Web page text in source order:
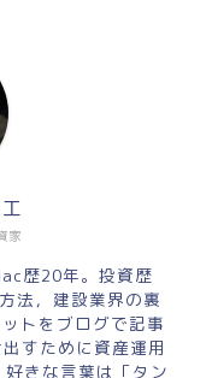
家
歴20年。投資歴
法，建設業界の裏
トをブログで記事
すために資産運用
好きな言葉は「タン